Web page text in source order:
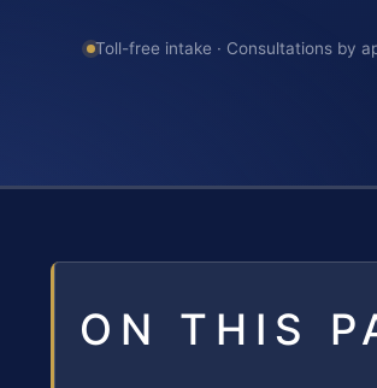
Toll-free intake · Consultations by
ON THIS